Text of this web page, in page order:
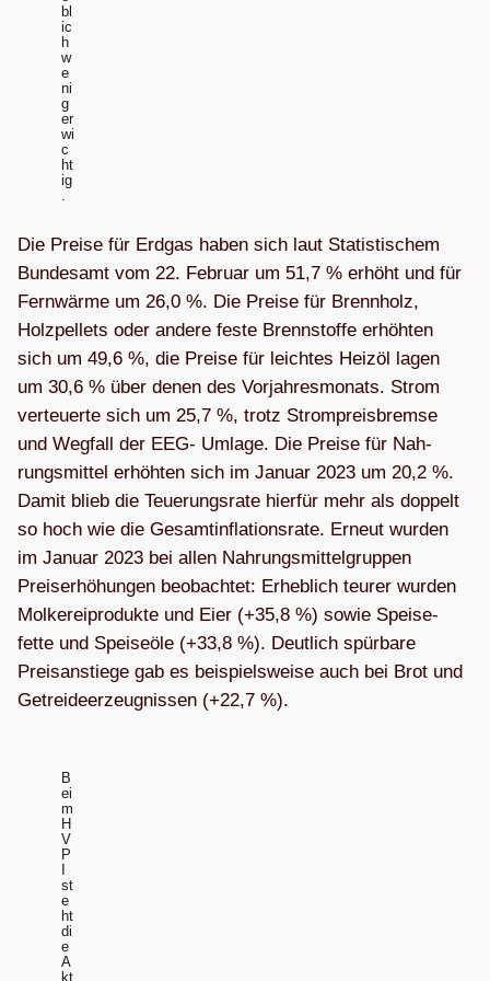
bl
ic
h
w
e
ni
g
er
wi
c
ht
ig
Die Preise für Erd­gas haben sich laut Sta­tis­ti­schem
Bun­des­amt vom 22. Februar um 51,7 % erhöht und für
Fern­wärme um 26,0 %. Die Preise für Brenn­holz,
Holz­pel­lets oder andere feste Brenn­stoffe erhöh­ten
sich um 49,6 %, die Preise für leich­tes Heizöl lagen
um 30,6 % über denen des Vor­jah­res­mo­nats. Strom
ver­teu­erte sich um 25,7 %, trotz Strom­preis­bremse
und Weg­fall der EEG- Umlage. Die Preise für Nah­
rungs­mit­tel erhöh­ten sich im Januar 2023 um 20,2 %.
Damit blieb die Teue­rungs­rate hier­für mehr als dop­pelt
so hoch wie die Gesamt­in­fla­ti­ons­rate. Erneut wur­den
im Januar 2023 bei allen Nah­rungs­mit­tel­grup­pen
Preis­er­hö­hun­gen beob­ach­tet: Erheb­lich teu­rer wur­den
Mol­ke­rei­pro­dukte und Eier (+35,8 %) sowie Spei­se­
fette und Spei­se­öle (+33,8 %). Deut­lich spür­bare
Preis­an­stiege gab es bei­spiels­weise auch bei Brot und
Getrei­de­er­zeug­nis­sen (+22,7 %).
B
ei
m
H
V
P
st
e
ht
di
e
A
kt